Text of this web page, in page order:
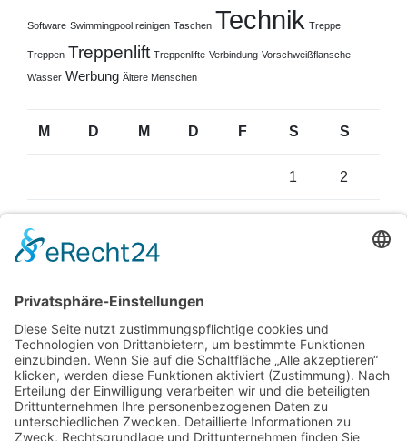
Software Swimmingpool reinigen Taschen Technik Treppe
Treppen Treppenlift Treppenlifte Verbindung Vorschweißflansche
Wasser Werbung Ältere Menschen
M D M D F S S
1 2
10 11 12
17 18 19 20
24 25 26 27 28 29 30
31